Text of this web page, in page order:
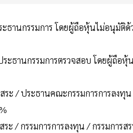
ะธานกรรมการ โดยผู้ถือหุ้นไม่อนุมั
ะธานกรรมการตรวจสอบ โดยผู้ถือ
ระ / ประธานคณะกรรมการการลง
ะ / กรรมการการลงทุน / กรรมกา